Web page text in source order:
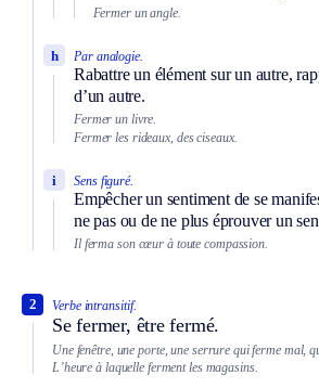
Fermer un angle.
Par analogie.
Rabattre un élément sur un autre,
d’un autre.
h
Fermer un livre.
Fermer les rideaux, des ciseaux.
Sens figuré.
Empêcher un sentiment de se
ne pas ou de ne plus éprouver un
i
Il ferma son cœur à toute compassion.
Verbe intransitif.
Se fermer, être fermé.
2
Une fenêtre, une porte, une serrure qui ferme mal,
L’heure à laquelle ferment les magasins.